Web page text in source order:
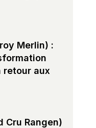
Merlin) :
retour aux
Cru Rangen)